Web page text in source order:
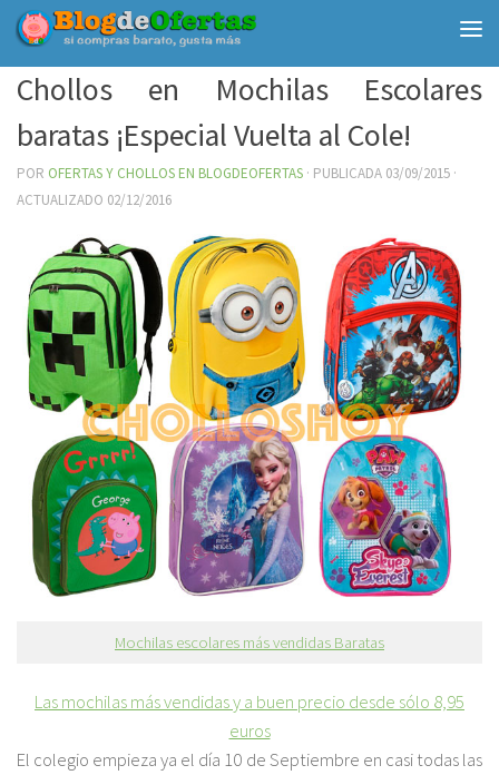
Debajo del contenido
Chollos en Mochilas Escolares
baratas ¡Especial Vuelta al Cole!
POR OFERTAS Y CHOLLOS EN BLOGDEOFERTAS · PUBLICADA 03/09/2015 ·
ACTUALIZADO 02/12/2016
Mochilas escolares más vendidas Baratas
Las mochilas más vendidas y a buen precio desde sólo 8,95
euros
El colegio empieza ya el día 10 de Septiembre en casi todas las